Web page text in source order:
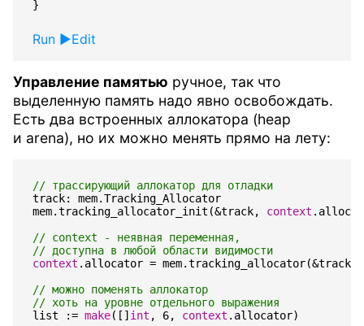
Run Edit
Управление памятью ручное, так что
выделенную память надо явно освобождать.
Есть два встроенных аллокатора (heap
и arena), но их можно менять прямо на лету:
track: mem.Tracking_Allocator
mem.tracking_allocator_init (&track, context .
context . allocator = mem.tracking_allocator(&track
list
:= make([]int , 6, context . allocator)